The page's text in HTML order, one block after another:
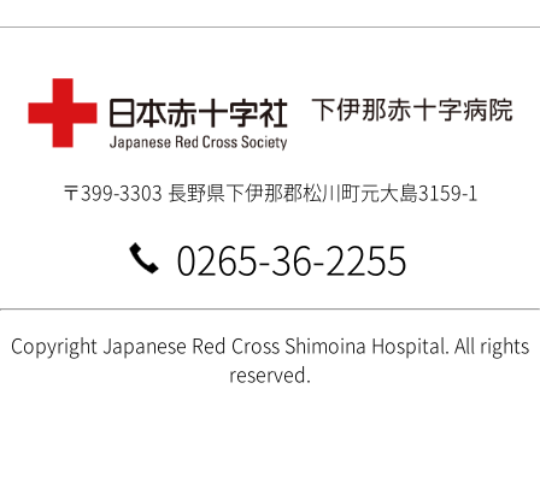
〒399-3303 長野県下伊那郡松川町元大島3159-1
0265-36-2255
Copyright Japanese Red Cross Shimoina Hospital. All rights
reserved.